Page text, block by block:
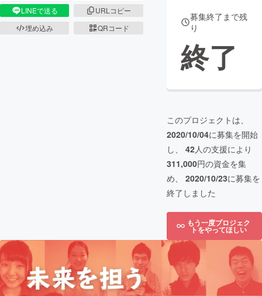
LINEで送る
URLコピー
埋め込み
QRコード
募集終了まで残
り
終了
このプロジェクトは、
2020/10/04に募集を開始
し、 42人の支援により
311,000円の資金を集
め、 2020/10/23に募集を
終了しました
もう一度プロジェク
トをやってほしい